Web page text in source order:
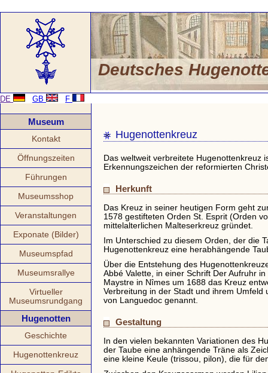
Deutsches
DE GB F
Museum
Kontakt
Öffnungszeiten
Führungen
Museumsshop
Veranstaltungen
Exponate (Bilder)
Museumspfad
Museumsrallye
Virtueller
Museumsrundgang
Hugenotten
Geschichte
Hugenottenkreuz
Hugenottenkreuz
Das weltweit verbreitete Hugenottenkreuz
Erkennungszeichen der reformierten
Herkunft
Das Kreuz in seiner heutigen Form geht
1578 gestifteten Orden St. Esprit (Orden
mittelalterlichen Malteserkreuz gründet.
Im Unterschied zu diesem Orden, der die
Hugenottenkreuz eine herabhängende
Über die Entstehung des
Abbé Valette, in einer Schrift Der Aufruhr
Maystre in Nîmes um 1688 das Kreuz
Verbreitung in der Stadt und ihrem
von Languedoc genannt.
Gestaltung
In den vielen bekannten Variationen des
der Taube eine anhängende Träne als
eine kleine Keule (trissou, pilon), die für